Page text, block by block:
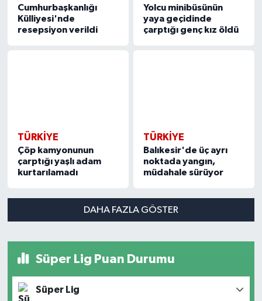
Cumhurbaşkanlığı
Külliyesi'nde
resepsiyon verildi
Yolcu minibüsünün
yaya geçidinde
çarptığı genç kız öldü
TÜRKIYE
Çöp kamyonunun
çarptığı yaşlı adam
kurtarılamadı
TÜRKIYE
Balıkesir'de üç ayrı
noktada yangın,
müdahale sürüyor
DAHA FAZLA GÖSTER
Süper Lig Puan Durumu
Süper Lig